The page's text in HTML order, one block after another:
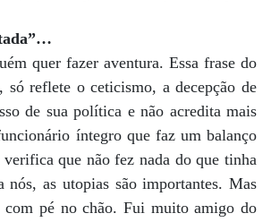
quer fazer aventura. Essa frase do
só reflete o ceticismo, a decepção de
de sua política e não acredita mais
íntegro que faz um balanço
verifica que não fez nada do que tinha
nós, as utopias são importantes. Mas
com pé no chão. Fui muito amigo do